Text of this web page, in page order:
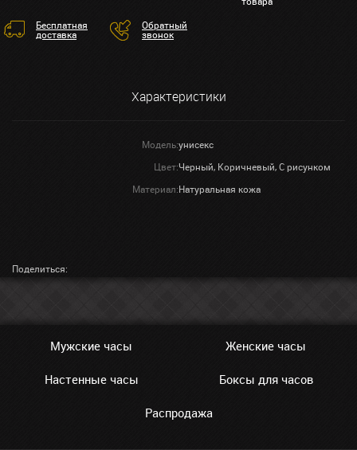
Бесплатная
доставка
Обратный
звонок
Характеристики
Модель:унисекс
Цвет:Черный, Коричневый, С рисунком
Материал:Натуральная кожа
Поделиться:
Мужские часы Женские часы
Настенные часы Боксы для часов
Распродажа